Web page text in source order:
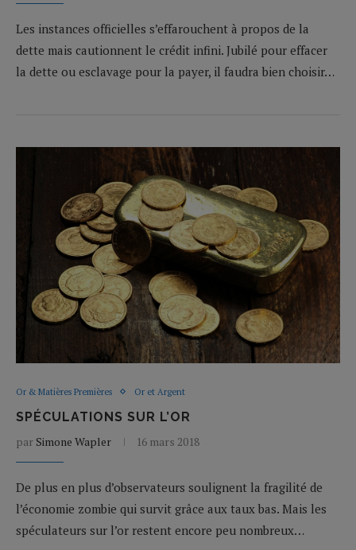
Les instances officielles s’effarouchent à propos de la
dette mais cautionnent le crédit infini. Jubilé pour effacer
la dette ou esclavage pour la payer, il faudra bien choisir…
Or & Matières Premières Or et Argent
SPÉCULATIONS SUR L’OR
par Simone Wapler 16 mars 2018
De plus en plus d’observateurs soulignent la fragilité de
l’économie zombie qui survit grâce aux taux bas. Mais les
spéculateurs sur l’or restent encore peu nombreux…